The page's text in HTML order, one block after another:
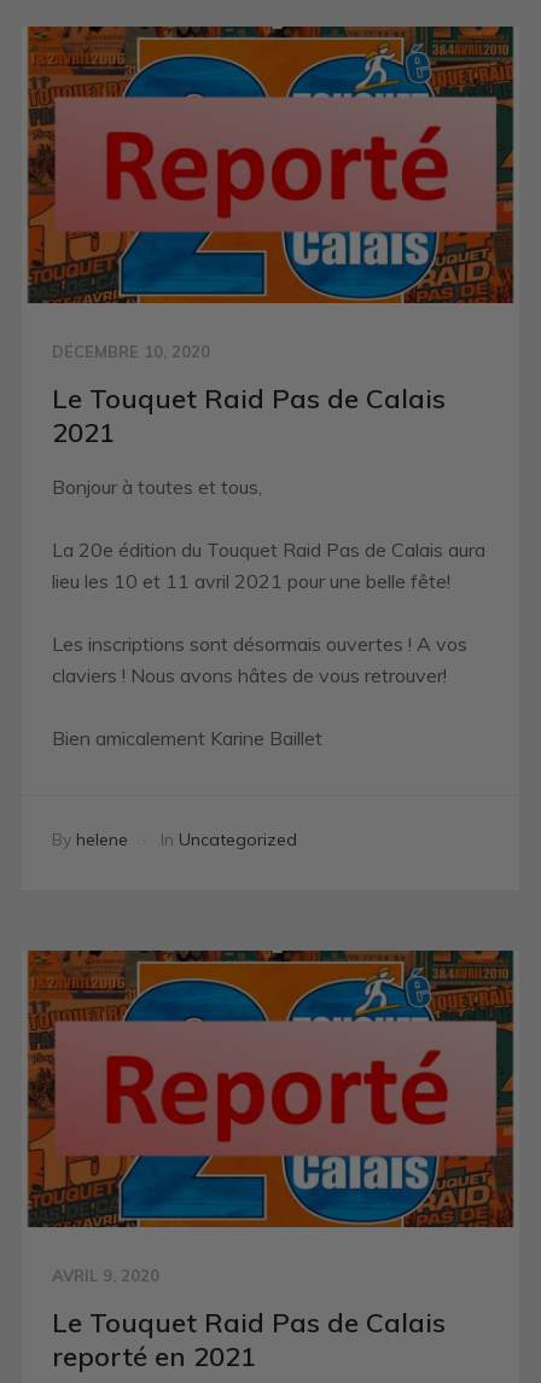
DÉCEMBRE 10, 2020
Le Touquet Raid Pas de Calais
2021
Bonjour à toutes et tous,
La 20e édition du Touquet Raid Pas de Calais aura
lieu les 10 et 11 avril 2021 pour une belle fête!
Les inscriptions sont désormais ouvertes ! A vos
claviers ! Nous avons hâtes de vous retrouver!
Bien amicalement Karine Baillet
By helene In Uncategorized
AVRIL 9, 2020
Le Touquet Raid Pas de Calais
reporté en 2021